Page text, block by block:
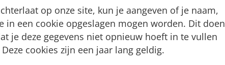
op onze site, kun je aangeven of je naam,
in een cookie opgeslagen mogen worden. Dit doen
je deze gegevens niet opnieuw hoeft in te vullen
cookies zijn een jaar lang geldig.